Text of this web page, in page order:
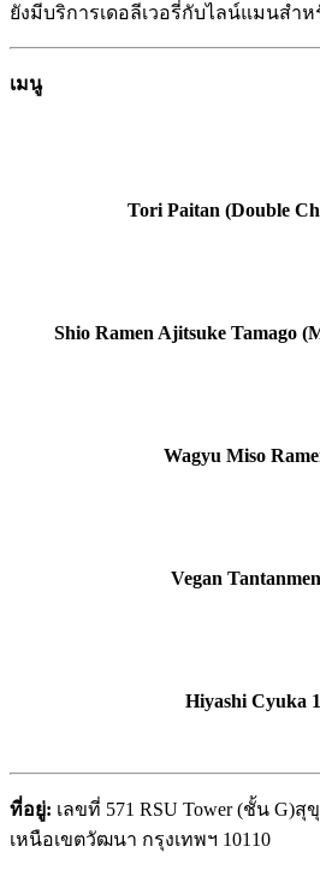
ยังมีบริการเดอลีเวอรี่กับไลน์แมนสำ
เมนู
Tori Paitan (Double
Shio Ramen Ajitsuke Tamago
Wagyu Miso
Vegan
Hiyashi Cyuka
ที่อยู่: เลขที่ 571 RSU Tower (ชั้น G)
เหนือเขตวัฒนา กรุงเทพฯ 10110